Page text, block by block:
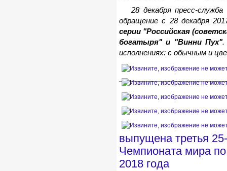
28 декабря пресс-
обращение с 28 декабря
серии "Российская
богатыря" и "Винни Пух".
исполнениях: с обычным и
выпущена третья
Чемпионата мира
2018 года